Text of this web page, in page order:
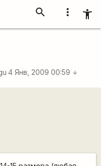
more_vert accessibility_new
search
4 Янв, 2009 00:59 arrow_downward